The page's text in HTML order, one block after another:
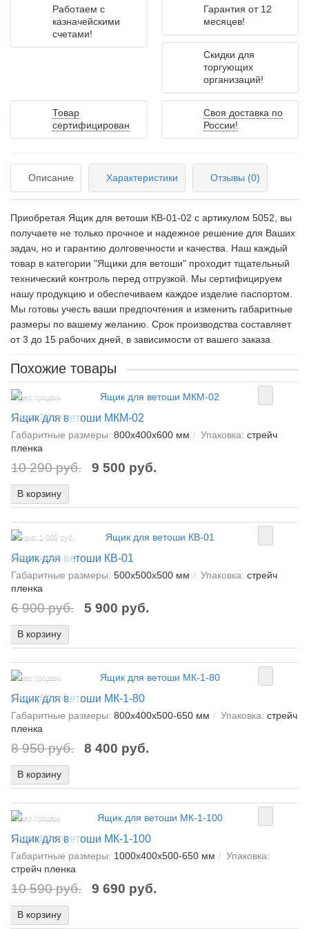
Работаем с
казначейскими
счетами!
Гарантия от 12
месяцев!
Скидки для
торгующих
организаций!
Товар
сертифицирован
Своя доставка по
России!
Описание Характеристики Отзывы (0)
Приобретая Ящик для ветоши КВ-01-02 c артикулом 5052, вы
получаете не только прочное и надежное решение для Ваших
задач, но и гарантию долговечности и качества. Наш каждый
товар в категории "Ящики для ветоши" проходит тщательный
технический контроль перед отгрузкой. Мы сертифицируем
нашу продукцию и обеспечиваем каждое изделие паспортом.
Мы готовы учесть ваши предпочтения и изменить габаритные
размеры по вашему желанию. Срок производства составляет
от 3 до 15 рабочих дней, в зависимости от вашего заказа.
Похожие товары
Лидер продаж!
Скидка: 790 руб.
Ящик для ветоши МКМ-02
Габаритные размеры: 800х400х600 мм Упаковка: стрейч
пленка
10 290 руб. 9 500 руб.
В корзину
Скидка: 1 000 руб.
Лидер продаж!
Ящик для ветоши КВ-01
Габаритные размеры: 500х500х500 мм Упаковка: стрейч
пленка
6 900 руб. 5 900 руб.
В корзину
Лидер продаж!
Скидка: 550 руб.
Ящик для ветоши МК-1-80
Габаритные размеры: 800х400х500-650 мм Упаковка: стрейч
пленка
8 950 руб. 8 400 руб.
В корзину
Лидер продаж!
Скидка: 900 руб.
Ящик для ветоши МК-1-100
Габаритные размеры: 1000х400х500-650 мм
Упаковка:
стрейч пленка
10 590 руб. 9 690 руб.
В корзину